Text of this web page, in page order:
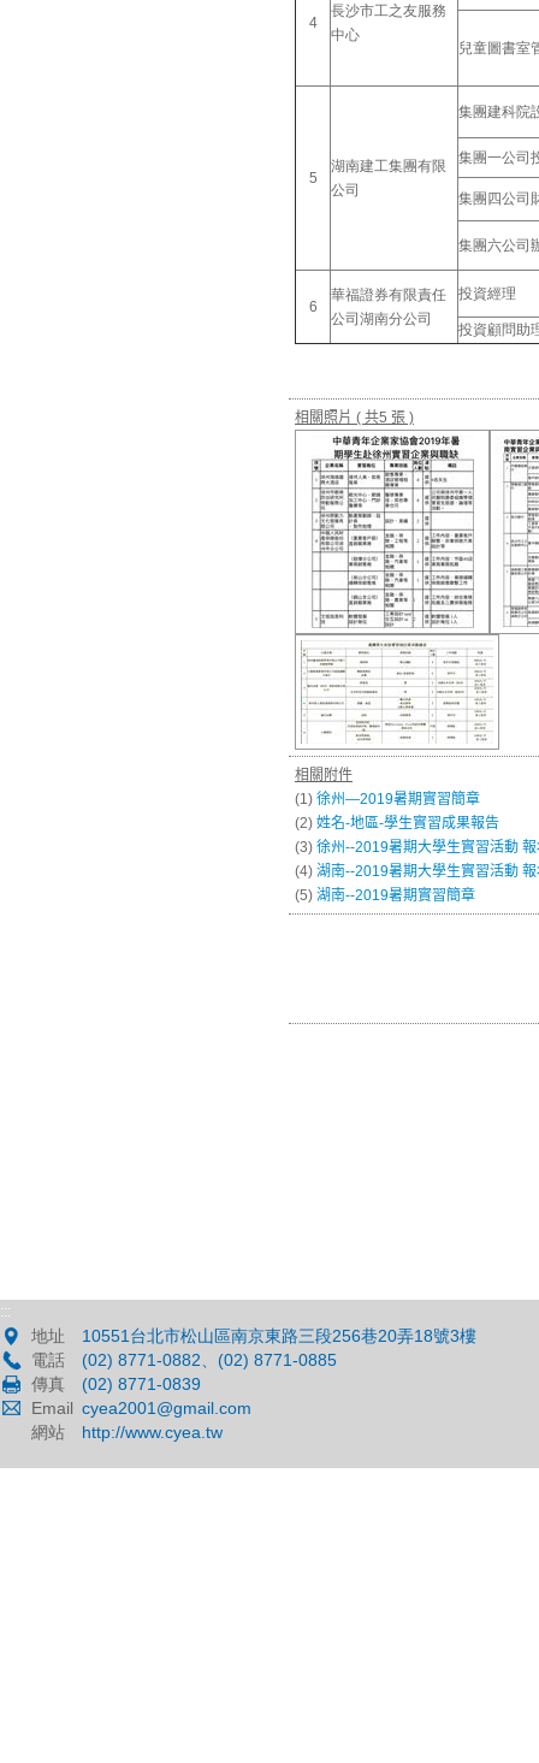
4
長沙市工之友服務
中心
兒童圖書室
5
湖南建工集團有限
公司
集團建科院
集團一公司
集團四公司
集團六公司
6
華福證券有限責任
公司湖南分公司
投資經理
投資顧問助
相關照片 ( 共5 張 )
相關附件
(1) 徐州—2019暑期實習簡章
(2) 姓名-地區-學生實習成果報告
(3) 徐州--2019暑期大學生實習活動
(4) 湖南--2019暑期大學生實習活動
(5) 湖南--2019暑期實習簡章
:::
地址
10551台北市松山區南京東路三段256巷20弄18號3樓
電話
(02) 8771-0882、(02) 8771-0885
傳真
(02) 8771-0839
Email cyea2001@gmail.com
網站
http://www.cyea.tw